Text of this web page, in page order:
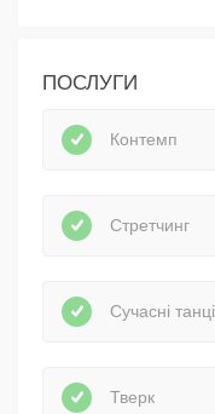
ПОСЛУГИ
Контемп
Стретчинг
Сучасні танці
Тверк